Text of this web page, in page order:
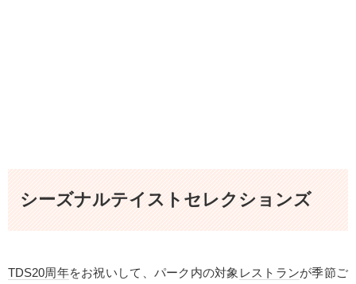
シーズナルテイストセレクションズ
TDS20周年をお祝いして、パーク内の対象 レストランが季節ご